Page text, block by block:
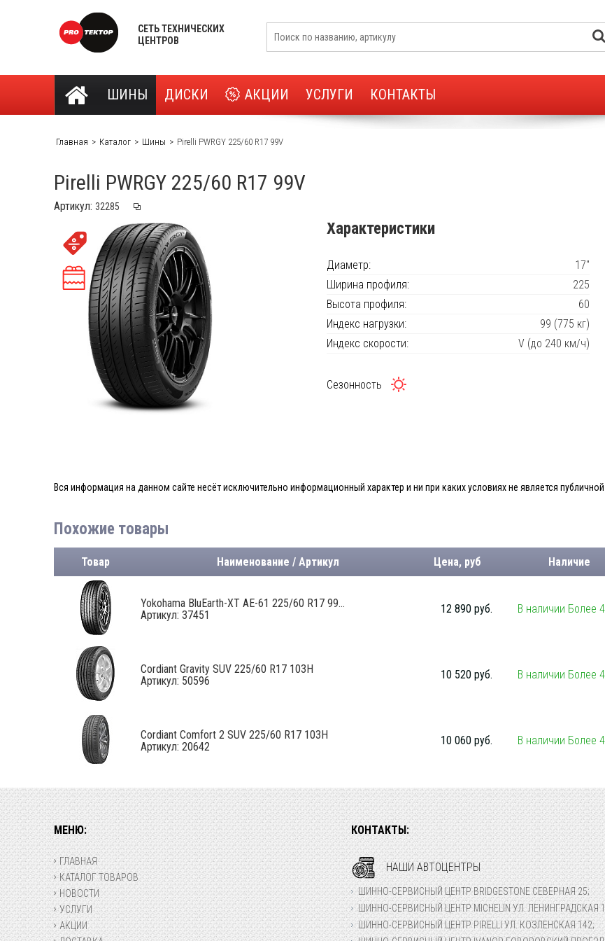
СЕТЬ ТЕХНИЧЕСКИХ
ЦЕНТРОВ
ШИНЫ ДИСКИ АКЦИИ УСЛУГИ КОНТАКТЫ
Главная Каталог Шины Pirelli PWRGY 225/60 R17 99V
Pirelli PWRGY 225/60 R17 99V
Артикул:
Характеристики
Диаметр:
17"
Ширина профиля:
225
Высота профиля:
60
Индекс нагрузки:
99 (775 кг)
Индекс скорости:
V (до 240 км/ч)
Сезонность
Вся информация на данном сайте несёт исключительно информационный характер и ни при каких условиях не является
Похожие товары
Товар Наименование / Артикул Цена, руб Наличие
Yokohama BluEarth-XT AE-61 225/60 R17 99...
Артикул: 37451
12 890 руб. В наличии Более
Cordiant Gravity SUV 225/60 R17 103H
Артикул: 50596
10 520 руб. В наличии Более
Cordiant Comfort 2 SUV 225/60 R17 103H
Артикул: 20642
10 060 руб. В наличии Более
МЕНЮ:
ГЛАВНАЯ
КАТАЛОГ ТОВАРОВ
НОВОСТИ
УСЛУГИ
АКЦИИ
КОНТАКТЫ:
НАШИ АВТОЦЕНТРЫ
ШИННО-СЕРВИСНЫЙ ЦЕНТР BRIDGESTONE СЕВЕРНАЯ 25;
ШИННО-СЕРВИСНЫЙ ЦЕНТР MICHELIN УЛ. ЛЕНИНГРАДСКАЯ
ШИННО-СЕРВИСНЫЙ ЦЕНТР PIRELLI УЛ. КОЗЛЕНСКАЯ 142;